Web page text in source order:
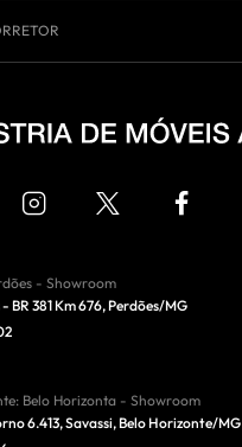
- Showroom
BR 381 Km 676,Perdões/MG
: Belo Horizonta - Showroom
6.413, Savassi,Belo Horizonte/MG